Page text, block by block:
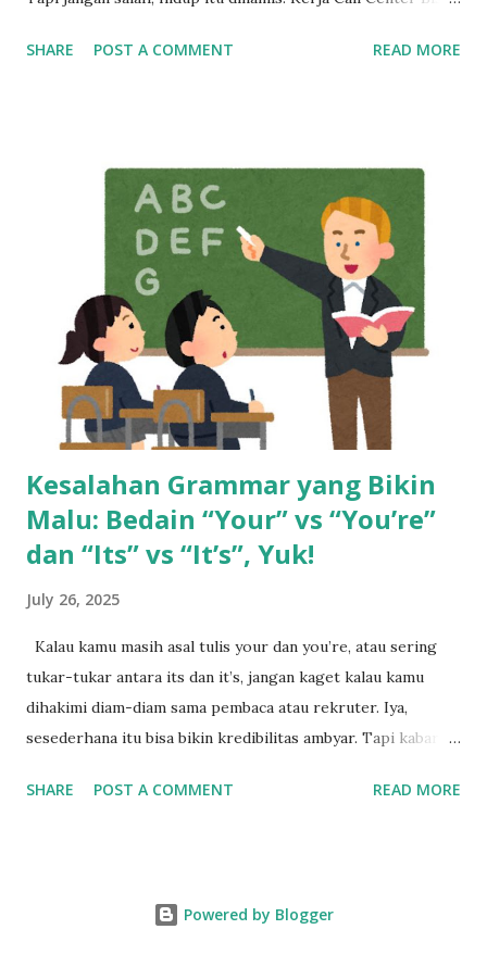
dari itu, kalau sekarang masih betah kerja sebagai customer
Raya” Tahun 2013, seorang anak muda umur 20 tahun kerja
di mall, dibayar cuma per hari. Bisa dibilang pas-pasan buat
sekadar bertahan hidup. Tapi semuanya berubah waktu dia
pindah ke dunia call center. Begitu terima gaji pertamanya,
rasanya kayak menang undian. Pendapatannya langsung naik
dua kali lipat. Rasanya hidup jadi lebih cerah. Tapi cerita gak
berhenti di sana. Gaji besar di awal bisa bikin terlena.
Banyak yang merasa cukup, padahal tantangan hidup ma...
SHARE POST A COMMENT READ MORE
Kesalahan Grammar yang Bikin
Malu: Bedain “Your” vs “You’re”
dan “Its” vs “It’s”, Yuk!
July 26, 2025
Kalau kamu masih asal tulis your dan you’re, atau sering
tukar-tukar antara its dan it’s, jangan kaget kalau kamu
dihakimi diam-diam sama pembaca atau rekruter. Iya,
sesederhana itu bisa bikin kredibilitas ambyar. Tapi kabar
polanya. Pahami Dulu Fungsi Tersembunyi dari Tanda
You are Contoh: You’re reckless → You are reckless It’s = It
SHARE POST A COMMENT READ MORE
Powered by Blogger